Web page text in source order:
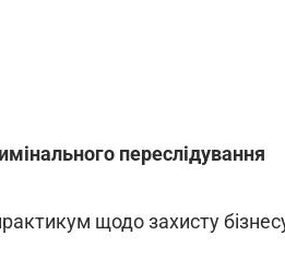
переслідування
щодо захисту